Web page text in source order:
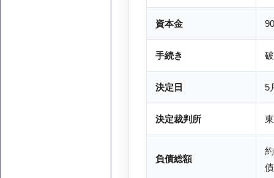
資本金
手続き
決定日 5
決定裁判所
負債総額